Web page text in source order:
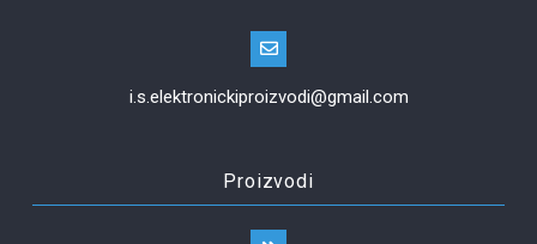
i.s.elektronickiproizvodi@gmail.com
Proizvodi